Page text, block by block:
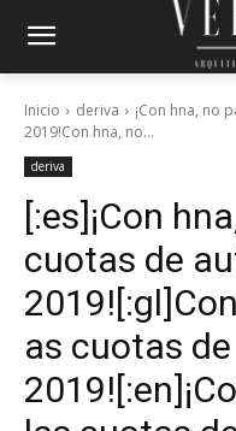
Inicio deriva
¡Con hna, no
2019!Con hna, no...
deriva
[:es]¡Con
cuotas de
as cuotas